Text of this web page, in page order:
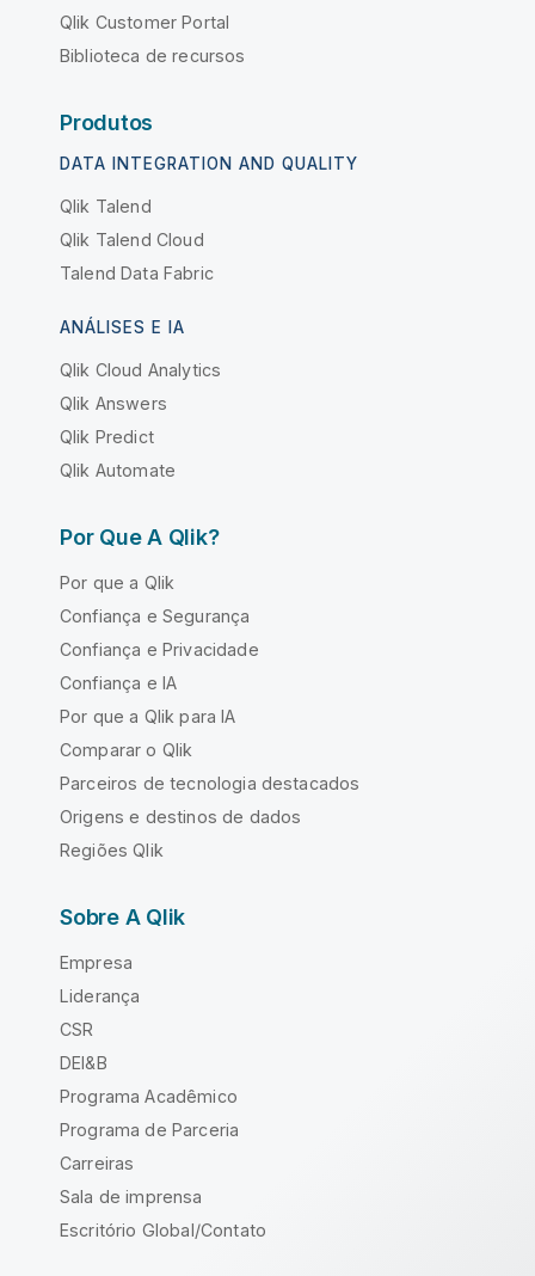
Qlik Customer Portal
Biblioteca de recursos
Produtos
DATA INTEGRATION AND QUALITY
Qlik Talend
Qlik Talend Cloud
Talend Data Fabric
ANÁLISES E IA
Qlik Cloud Analytics
Qlik Answers
Qlik Predict
Qlik Automate
Por Que A Qlik?
Por que a Qlik
Confiança e Segurança
Confiança e Privacidade
Confiança e IA
Por que a Qlik para IA
Comparar o Qlik
Parceiros de tecnologia destacados
Origens e destinos de dados
Regiões Qlik
Sobre A Qlik
Empresa
Liderança
CSR
DEI&B
Programa Acadêmico
Programa de Parceria
Carreiras
Sala de imprensa
Escritório Global/Contato